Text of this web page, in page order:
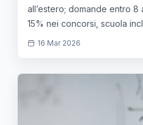
all’estero; domande entro
15% nei concorsi, scuola
16 Mar 2026